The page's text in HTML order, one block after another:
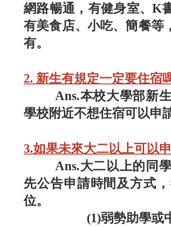
網路暢通，有健身室、K
有美食店、小吃、簡餐等
有。
2. 新生有規定一定要住宿
Ans.本校大學部新
學校附近不想住宿可以申
3.如果未來大二以上可以
Ans.大二以上的同
先公告申請時間及方式
位。
(1)弱勢助學或